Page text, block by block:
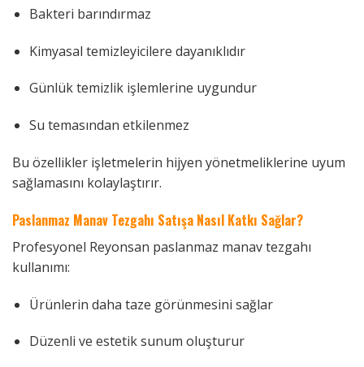
Bakteri barındırmaz
Kimyasal temizleyicilere dayanıklıdır
Günlük temizlik işlemlerine uygundur
Su temasından etkilenmez
Bu özellikler işletmelerin hijyen yönetmeliklerine uyum
sağlamasını kolaylaştırır.
Paslanmaz Manav Tezgahı Satışa Nasıl Katkı Sağlar?
Profesyonel Reyonsan paslanmaz manav tezgahı
kullanımı:
Ürünlerin daha taze görünmesini sağlar
Düzenli ve estetik sunum oluşturur